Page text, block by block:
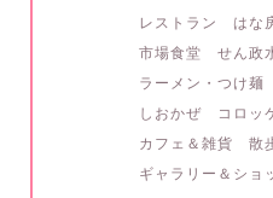
レストラン はな
市場食堂 せん政
ラーメン・つけ
しおかぜ コロッ
カフェ＆雑貨 散
ギャラリー＆シ